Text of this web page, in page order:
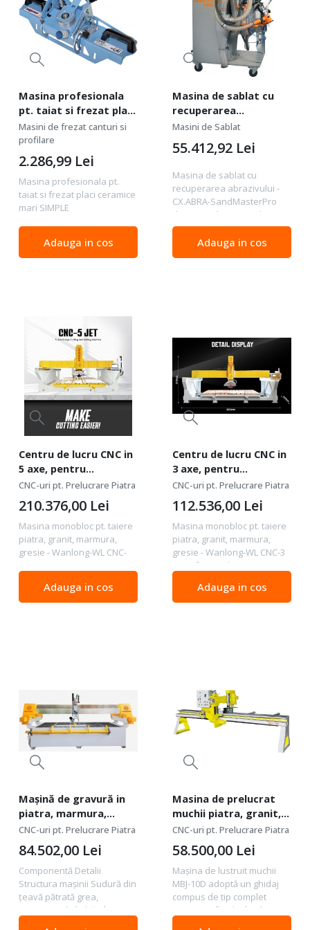
Masina profesionala
pt. taiat si frezat placi
ceramice mari SIMPLE
BEVEL+72E0050+72D -
Sigma-36A5D
Masini de frezat canturi si
profilare
Masina profesionala pt.
taiat si frezat placi ceramice
mari SIMPLE
sau teșit porțelan, gresie,
faianță, plăci ceramice de
2.286,99 Lei
Adauga in cos
Masina de sablat cu
recuperarea
abrazivului - CX.ABRA-
SandMasterPro
Masini de Sablat
Masina de sablat cu
recuperarea abrazivului -
CX.ABRA-SandMasterPro
din gama de masini de
sablat SandMaster Pro este
aparatul cel mai avansat
tehnologic destinat sablarii
55.412,92 Lei
Adauga in cos
Centru de lucru CNC in
5 axe, pentru
procesare piatra,
granit, marmura, etc. -
Wanlong CNC-JET-5-
DXF
CNC-uri pt. Prelucrare Piatra
Masina monobloc pt. taiere
piatra, granit, marmura,
gresie - Wanlong-WL CNC-
este un centru de lucru
industrial în 5 axe cu laser,
210.376,00 Lei
Adauga in cos
Centru de lucru CNC in
3 axe, pentru
procesare piatra,
granit, marmura, etc. -
Wanlong CNC-3
CNC-uri pt. Prelucrare Piatra
Masina monobloc pt. taiere
piatra, granit, marmura,
gresie - Wanlong-WL CNC-3
Specificatii tehnice:
Ø250 – 400 mm Puterea
motorului principal: 11 kW
112.536,00 Lei
Adauga in cos
Mașină de gravură in
piatra, marmura,
granit, sculptura
1300x2500x350(mm)
5.5kW 400V - Wanlong-
PLC1325
CNC-uri pt. Prelucrare Piatra
Componentă Detalii
Structura mașinii Sudură din
țeavă pătrată grea,
tratament de îmbătrânire
84.502,00 Lei
Masina de prelucrat
muchii piatra, granit,
marmura, frezare
cant, slefuire si polish
- Wanlong-MBJ-10D
CNC-uri pt. Prelucrare Piatra
Mașina de lustruit muchii
MBJ-10D adoptă un ghidaj
compus de tip complet
etanș, scufundat în ulei ,
58.500,00 Lei